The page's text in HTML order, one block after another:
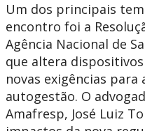
Um dos principais
encontro foi a
Agência Nacional de
que altera dispositivos
novas exigências para
autogestão. O
Amafresp, José Luiz